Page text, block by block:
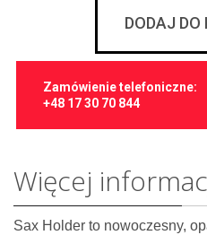
DODAJ
Zamówienie telefoniczne:
+48 17 30 70 844
Więcej
Sax Holder to nowoczesny,